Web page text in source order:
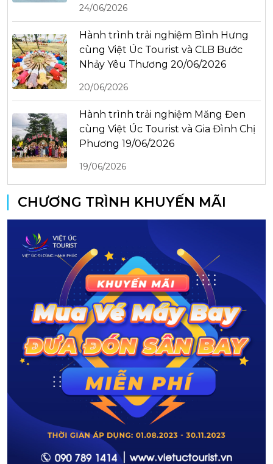
24/06/2026
Hành trình trải nghiệm Bình Hưng
cùng Việt Úc Tourist và CLB Bước
Nhảy Yêu Thương 20/06/2026
20/06/2026
Hành trình trải nghiệm Măng Đen
cùng Việt Úc Tourist và Gia Đình Chị
Phương 19/06/2026
19/06/2026
CHƯƠNG TRÌNH KHUYẾN MÃI